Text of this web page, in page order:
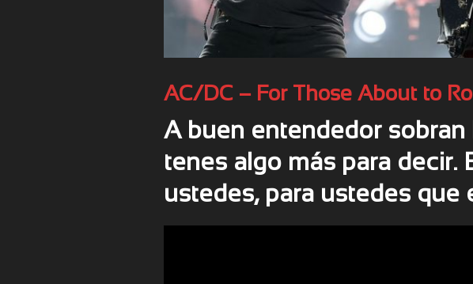
AC/DC – For Those About to
A buen entendedor sobran
tenes algo más para decir.
ustedes, para ustedes que